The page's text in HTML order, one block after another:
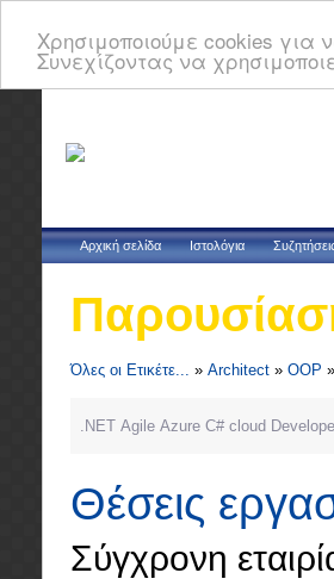
Χρησιμοποιούμε cookies για
Συνεχίζοντας να
Αρχική σελίδα Ιστολόγια
Όλες οι Ετικέτε... » Architect » OOP »
.NET Agile Azure C# cloud
Θέσεις
Σύγχρονη